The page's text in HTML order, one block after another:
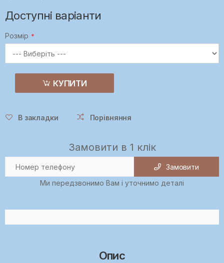
Доступні варіанти
Розмір
КУПИТИ
В закладки Порівняння
Замовити в 1 клік
Замовити
Ми передзвонимо Вам і уточнимо деталі
Опис